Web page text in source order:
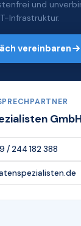
und
Infrastruktur.
vereinbaren
GmbH
/ 244 182 388